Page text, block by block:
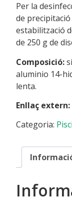
Per la
de
estabilització
de 250 g de
Composició:
aluminio 14-
lenta.
Enllaç extern:
Categoria: